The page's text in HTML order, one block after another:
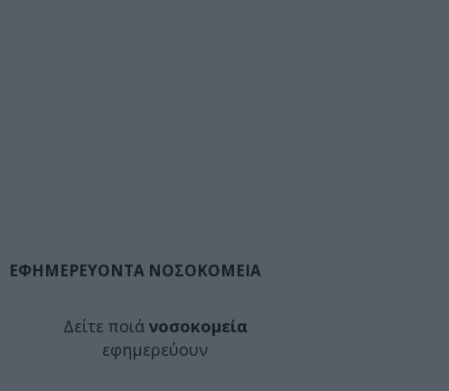
ΕΦΗΜΕΡΕΥΟΝΤΑ ΝΟΣΟΚΟΜΕΙΑ
Δείτε ποιά νοσοκομεία
εφημερεύουν